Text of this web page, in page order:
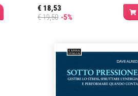
€ 18,53
€ 19,50 -5%